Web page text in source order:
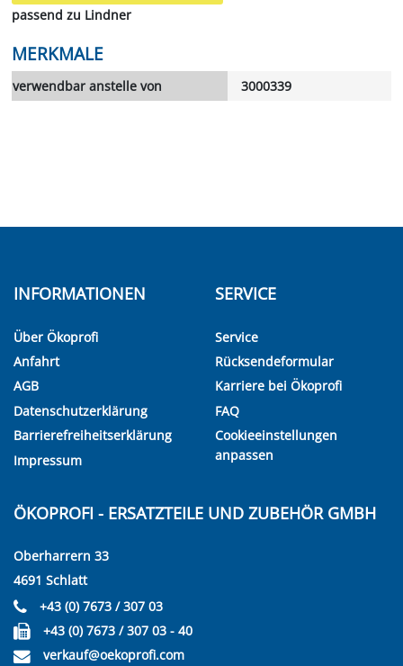
passend zu Lindner
MERKMALE
verwendbar anstelle von 3000339
INFORMATIONEN
Über Ökoprofi
Anfahrt
AGB
Datenschutzerklärung
Barrierefreiheitserklärung
Impressum
SERVICE
Service
Rücksendeformular
Karriere bei Ökoprofi
FAQ
Cookieeinstellungen
anpassen
ÖKOPROFI - ERSATZTEILE UND ZUBEHÖR GMBH
Oberharrern 33
4691 Schlatt
+43 (0) 7673 / 307 03
+43 (0) 7673 / 307 03 - 40
verkauf@oekoprofi.com